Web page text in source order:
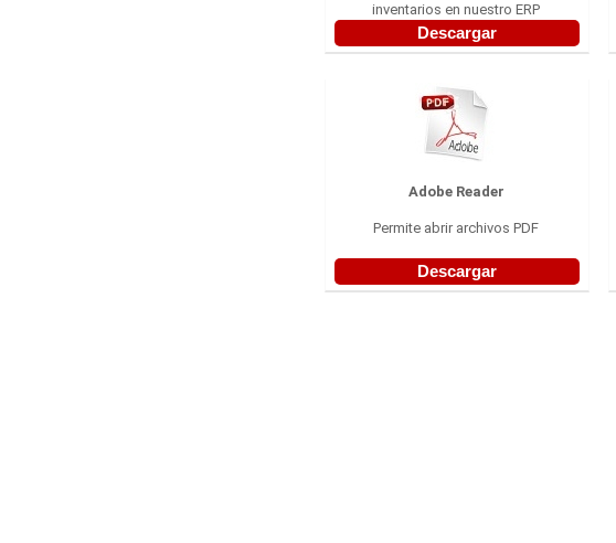
inventarios en nuestro ERP
Descargar
Adobe Reader
Permite abrir archivos PDF
Descargar